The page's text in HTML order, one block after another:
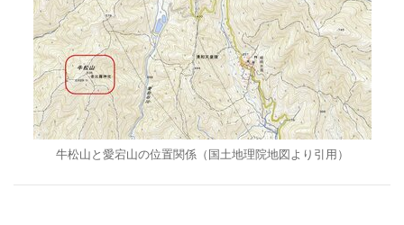
牛松山と愛宕山の位置関係（国土地理院地図より引用）